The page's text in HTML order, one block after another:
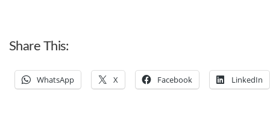
Share This:
WhatsApp X Facebook LinkedIn